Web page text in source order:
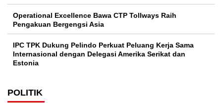
Operational Excellence Bawa CTP Tollways Raih
Pengakuan Bergengsi Asia
IPC TPK Dukung Pelindo Perkuat Peluang Kerja Sama
Internasional dengan Delegasi Amerika Serikat dan
Estonia
POLITIK